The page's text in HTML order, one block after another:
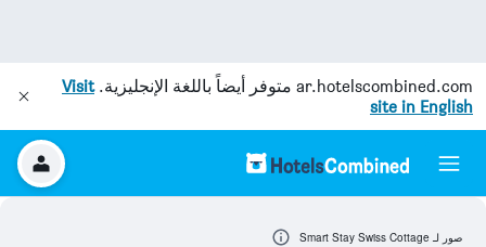
ar.hotelscombined.com متوفر أيضاً باللغة الإنجليزية.Visit
site in English
صور لـ Smart Stay Swiss Cottage